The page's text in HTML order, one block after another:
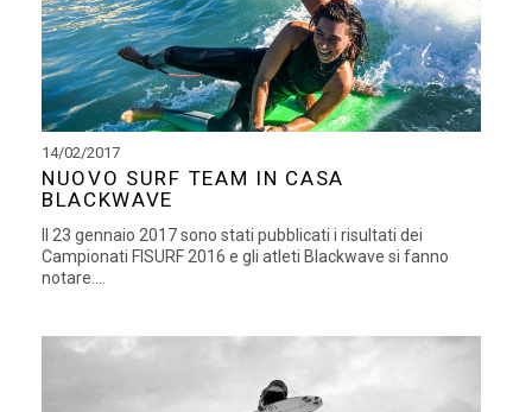
14/02/2017
NUOVO SURF TEAM IN CASA
BLACKWAVE
Il 23 gennaio 2017 sono stati pubblicati i risultati dei
Campionati FISURF 2016 e gli atleti Blackwave si fanno
notare....